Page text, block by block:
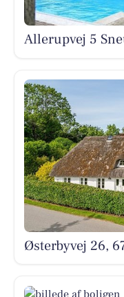
Allerupvej 5
Østerbyvej 26,